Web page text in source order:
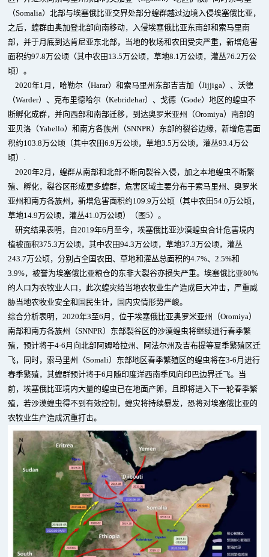
（Somalia）北部与埃塞俄比亚交界处部分蝗群越过边境入侵埃塞俄比亚，
之后，蝗群由奥加登北部向南移动，入侵埃塞俄比亚东南部和索马里南
部，并于月底到达肯尼亚东北部，当地的牧场和农田受灾严重，新增危害
面积约97.8万公顷（其中农田13.5万公顷，草地8.1万公顷，灌丛76.2万公
顷）。
2020年1月，哈勒尔（Harar）和索马里州东部吉吉加（Jijjiga）、沃德
（Warder）、克布里德哈尔（Kebridehar）、戈德（Gode）地区的蝗虫不
断孵化成群，并向西部和南部迁移，到达奥罗米亚州（Oromiya）南部的
亚贝洛（Yabello）和南方各族州（SNNPR）东部的裂谷边缘，新增危害面
积约103.8万公顷（其中农田6.9万公顷，草地3.5万公顷，灌丛93.4万公
顷）.
2020年2月，蝗群从南部和北部不断向裂谷入侵，加之本地蝗虫不断繁
殖、孵化，裂谷区形成更多蝗群，危害区域主要分布于索马里州、奥罗米
亚州和南方各族州，新增危害面积约109.9万公顷（其中农田54.0万公顷，
草地14.9万公顷，灌丛41.0万公顷）（图5）。
研究结果表明，自2019年6月至今，埃塞俄比亚沙漠蝗虫合计危害境内
植被面积375.3万公顷，其中农田94.3万公顷，草地37.3万公顷，灌丛
243.7万公顷，分别占全国农田、草地和灌丛总面积的4.7%、2.5%和
3.9%，被誉为埃塞俄比亚粮仓的东非大裂谷亦损失严重。埃塞俄比亚80%
的人口为农牧业人口，此次蝗灾给当地农牧业生产造成巨大冲击，严重威
胁当地农牧业安全和国民生计，国内灾情形势严峻。
综合分析表明，2020年3至6月，位于埃塞俄比亚奥罗米亚州（Oromiya）
南部和南方各族州（SNNPR）东部裂谷区的沙漠蝗虫将继续进行春季繁
殖，预计将于4-6月向北部阿姆哈拉州、阿法尔州及吉布提等夏季繁殖区迁
飞，同时，索马里州（Somali）东部地区春季繁殖区的蝗虫将在3-6月进行
春季繁殖，其蝗群预计将于6月随印度洋西南季风向印巴边界迁飞。当
前，埃塞俄比亚境内大量的蝗虫已在地面产卵，且即将进入下一轮春季繁
殖，若沙漠蝗虫得不到有效控制，蝗灾将持续暴发，恐将对埃塞俄比亚的
农牧业生产造成沉重打击。